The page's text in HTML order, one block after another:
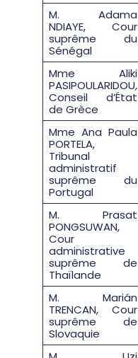
M. Adama
NDIAYE, Cour
suprême du
Sénégal
Mme Aliki
PASIPOULARIDOU,
Conseil d’État
de Grèce
Mme Ana Paula
PORTELA,
Tribunal
administratif
suprême du
Portugal
M. Prasat
PONGSUWAN,
Cour
administrative
suprême de
Thaïlande
M. Marián
TRENCAN, Cour
suprême de
Slovaquie